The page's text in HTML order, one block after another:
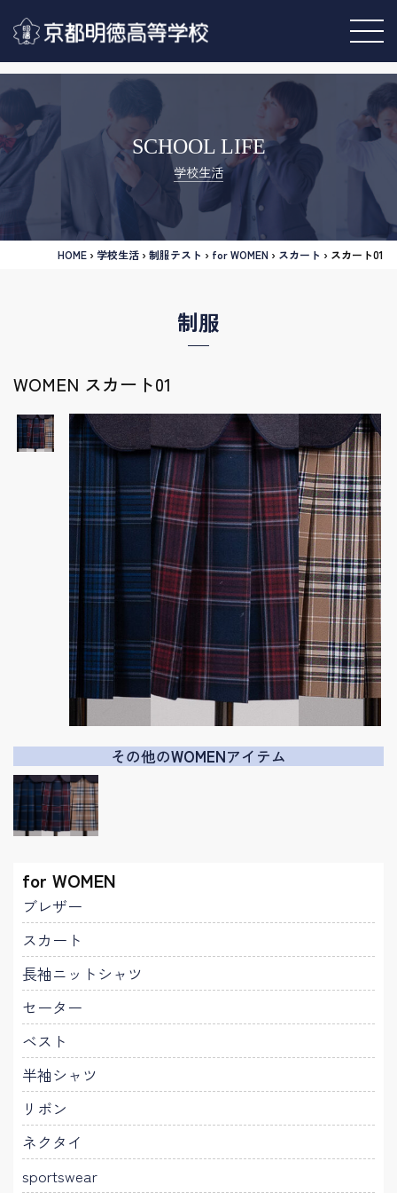
SCHOOL LIFE
学校生活
HOME › 学校生活 ›制服テスト › for WOMEN › スカート › スカート01
制服
WOMEN スカート01
その他のWOMENアイテム
for WOMEN
ブレザー
スカート
長袖ニットシャツ
セーター
ベスト
半袖シャツ
リボン
ネクタイ
sportswear